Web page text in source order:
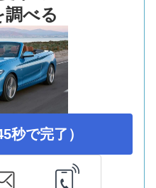
調べる
秒で完了）